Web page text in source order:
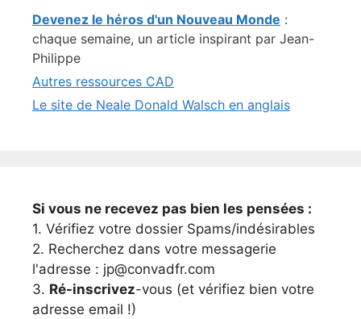
Devenez le héros d'un Nouveau Monde :
chaque semaine, un article inspirant par Jean-
Philippe
Autres ressources CAD
Le site de Neale Donald Walsch en anglais
Si vous ne recevez pas bien les pensées :
1. Vérifiez votre dossier Spams/indésirables
2. Recherchez dans votre messagerie
l'adresse : jp@convadfr.com
3. Ré-inscrivez-vous (et vérifiez bien votre
adresse email !)